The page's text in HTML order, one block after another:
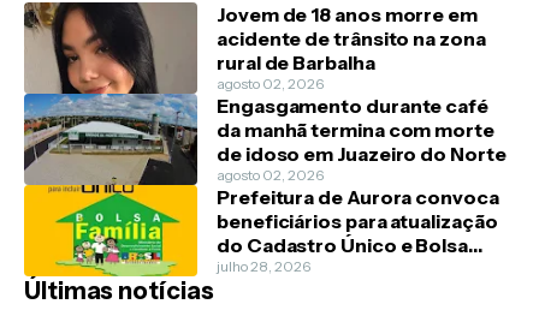
Jovem de 18 anos morre em
acidente de trânsito na zona
rural de Barbalha
agosto 02, 2026
Engasgamento durante café
da manhã termina com morte
de idoso em Juazeiro do Norte
agosto 02, 2026
Prefeitura de Aurora convoca
beneficiários para atualização
do Cadastro Único e Bolsa
Família
julho 28, 2026
Últimas notícias